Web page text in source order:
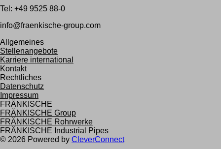
Tel: +49 9525 88-0
info@fraenkische-group.com
Allgemeines
Stellenangebote
Karriere international
Kontakt
Rechtliches
Datenschutz
Impressum
FRÄNKISCHE
FRÄNKISCHE Group
FRÄNKISCHE Rohrwerke
FRÄNKISCHE Industrial Pipes
© 2026 Powered by CleverConnect